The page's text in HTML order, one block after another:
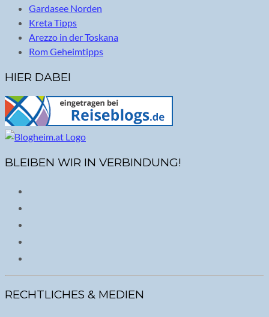
Gardasee Norden
Kreta Tipps
Arezzo in der Toskana
Rom Geheimtipps
HIER DABEI
BLEIBEN WIR IN VERBINDUNG!
RECHTLICHES & MEDIEN